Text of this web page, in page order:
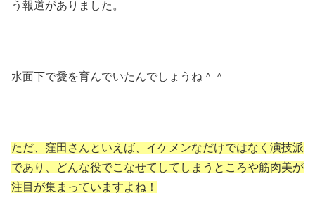
う報道がありました。
水面下で愛を育んでいたんでしょうね＾＾
ただ、窪田さんといえば、イケメンなだけではなく演技派
であり、どんな役でこなせてしてしまうところや筋肉美が
注目が集まっていますよね！